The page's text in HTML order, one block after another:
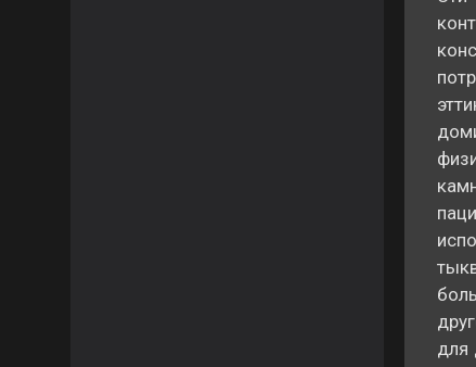
для